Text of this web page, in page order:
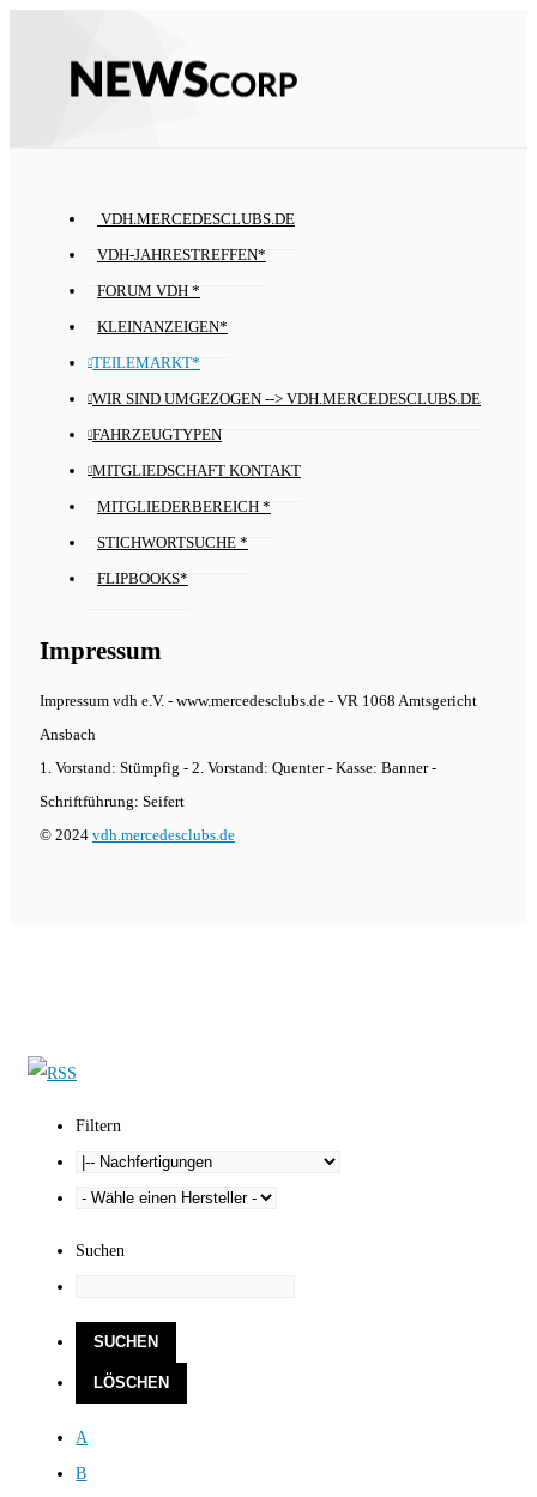
VDH.MERCEDESCLUBS.DE
VDH-JAHRESTREFFEN*
FORUM VDH *
KLEINANZEIGEN*
TEILEMARKT*
WIR SIND UMGEZOGEN --> VDH.MERCEDESCLUBS.DE
FAHRZEUGTYPEN
MITGLIEDSCHAFT KONTAKT
MITGLIEDERBEREICH *
STICHWORTSUCHE *
FLIPBOOKS*
Impressum
Impressum vdh e.V. - www.mercedesclubs.de - VR 1068 Amtsgericht
Ansbach
1. Vorstand: Stümpfig - 2. Vorstand: Quenter - Kasse: Banner -
Schriftführung: Seifert
© 2024 vdh.mercedesclubs.de
Filtern
Suchen
A
B